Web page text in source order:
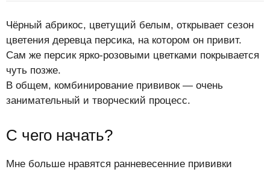
Чёрный абрикос, цветущий белым, открывает сезон
цветения деревца персика, на котором он привит.
Сам же персик ярко-розовыми цветками покрывается
чуть позже.
В общем, комбинирование прививок — очень
занимательный и творческий процесс.
С чего начать?
Мне больше нравятся ранневесенние прививки